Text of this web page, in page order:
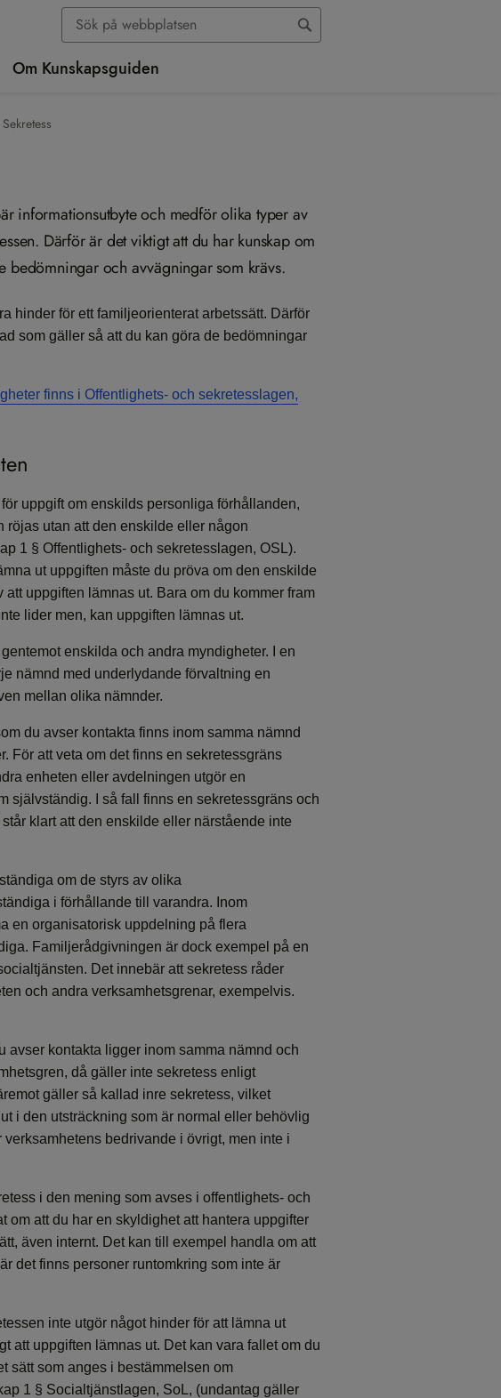
Om Kunskapsguiden
Sekretess
informationsutbyte och medför olika typer av
Därför är det viktigt att du har kunskap om
bedömningar och avvägningar som krävs.
hinder för ett familjeorienterat arbetssätt. Därför
som gäller så att du kan göra de bedömningar
finns i Offentlighets- och sekretesslagen,
uppgift om enskilds personliga förhållanden,
röjas utan att den enskilde eller någon
1 § Offentlighets- och sekretesslagen, OSL).
ut uppgiften måste du pröva om den enskilde
uppgiften lämnas ut. Bara om du kommer fram
lider men, kan uppgiften lämnas ut.
enskilda och andra myndigheter. I en
nämnd med underlydande förvaltning en
mellan olika nämnder.
du avser kontakta finns inom samma nämnd
För att veta om det finns en sekretessgräns
enheten eller avdelningen utgör en
självständig. I så fall finns en sekretessgräns och
klart att den enskilde eller närstående inte
om de styrs av olika
i förhållande till varandra. Inom
en organisatorisk uppdelning på flera
Familjerådgivningen är dock exempel på en
Det innebär att sekretess råder
och andra verksamhetsgrenar, exempelvis.
avser kontakta ligger inom samma nämnd och
då gäller inte sekretess enligt
gäller så kallad inre sekretess, vilket
i den utsträckning som är normal eller behövlig
bedrivande i övrigt, men inte i
i den mening som avses i offentlighets- och
om att du har en skyldighet att hantera uppgifter
även internt. Det kan till exempel handla om att
det finns personer runtomkring som inte är
inte utgör något hinder för att lämna ut
att uppgiften lämnas ut. Det kan vara fallet om du
sätt som anges i bestämmelsen om
1 § Socialtjänstlagen, SoL, (undantag gäller